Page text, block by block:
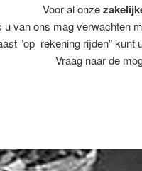
Voor al onze
u van ons mag verwachten
”op rekening rijden” kunt
Vraag naar de